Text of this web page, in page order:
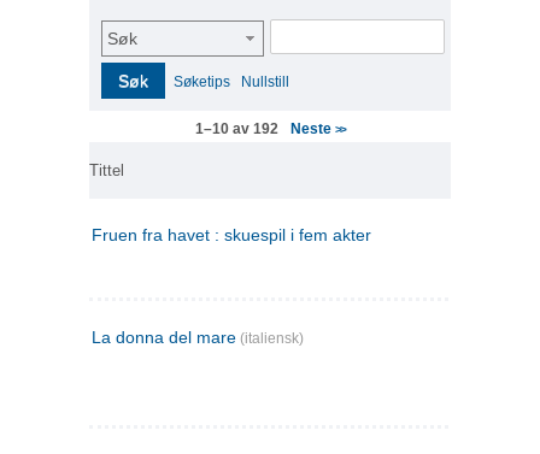
Søk
Søk Søketips Nullstill
1–10 av 192 Neste >>
Tittel
Fruen fra havet : skuespil i fem akter
La donna del mare (italiensk)